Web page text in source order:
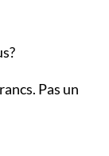
Pas un